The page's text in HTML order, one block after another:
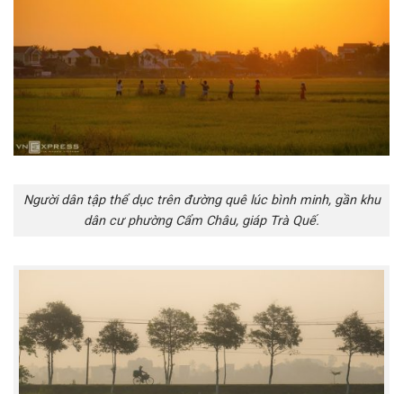
Người dân tập thể dục trên đường quê lúc bình minh, gần khu
dân cư phường Cẩm Châu, giáp Trà Quế.